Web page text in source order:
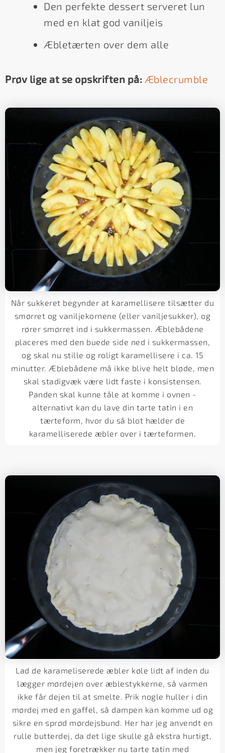
Den perfekte dessert serveret lun
med en klat god vaniljeis
Æbletærten over dem alle
Prøv lige at se opskriften på: Æblecrumble
Når sukkeret begynder at karamellisere tilsætter du
smørret og vaniljekornene (eller vaniljesukker), og
rører smørret ind i sukkermassen. Æblebådene
placeres med den buede side ned i sukkermassen,
og skal nu stille og roligt karamellisere i ca. 15
minutter. Æblebådene må ikke blive helt bløde, men
skal stadigvæk være lidt faste i konsistensen.
Panden skal kunne tåle at komme i ovnen -
alternativt kan du lave din tarte tatin i en
tærteform, hvor du så blot hælder de
karamelliserede æbler over i tærteformen.
Lad de karameliserede æbler køle lidt af inden du
lægger mørdejen over æblestykkerne, så varmen
ikke får dejen til at smelte. Prik nogle huller i din
mørdej med en gaffel, så dampen kan komme ud og
sikre en sprød mørdejsbund. Her har jeg anvendt en
rulle butterdej, da det lige skulle gå ekstra hurtigt,
men jeg foretrækker nu tarte tatin med